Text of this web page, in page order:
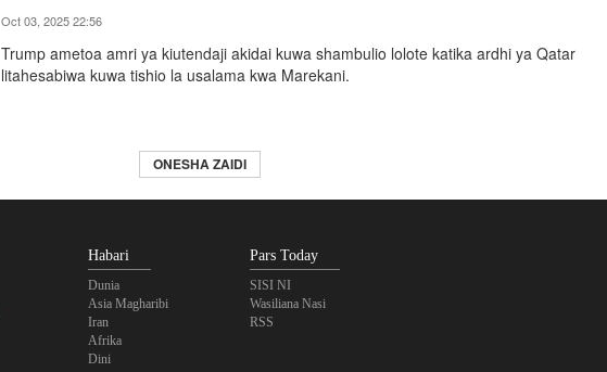
Oct 03, 2025 22:56
Trump ametoa amri ya kiutendaji akidai kuwa shambulio lolote katika ardhi ya Qatar
litahesabiwa kuwa tishio la usalama kwa Marekani.
ONESHA ZAIDI
Habari
Dunia
Asia Magharibi
Iran
Afrika
Dini
Pars Today
SISI NI
Wasiliana Nasi
RSS